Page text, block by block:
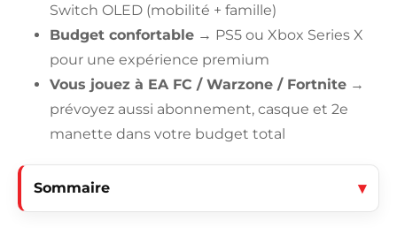
Switch OLED (mobilité + famille)
Budget confortable → PS5 ou Xbox Series X
pour une expérience premium
Vous jouez à EA FC / Warzone / Fortnite →
prévoyez aussi abonnement, casque et 2e
manette dans votre budget total
Sommaire